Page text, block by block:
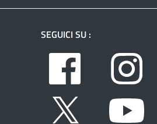
SEGUICI SU :
Facebook
Twitter